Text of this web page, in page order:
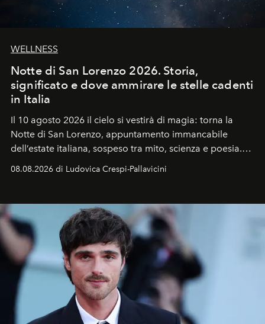
WELLNESS
Notte di San Lorenzo 2026. Storia,
significato e dove ammirare le stelle cadenti
in Italia
Il 10 agosto 2026 il cielo si vestirà di magia: torna la
Notte di San Lorenzo, appuntamento immancabile
dell’estate italiana, sospeso tra mito, scienza e poesia.
Sarà il momento in cui gli occhi si alzano verso la volta
celeste per seguire il passaggio delle
all’universo i desideri più segreti
08.08.2026 di Ludovica Crespi-Pallavicini